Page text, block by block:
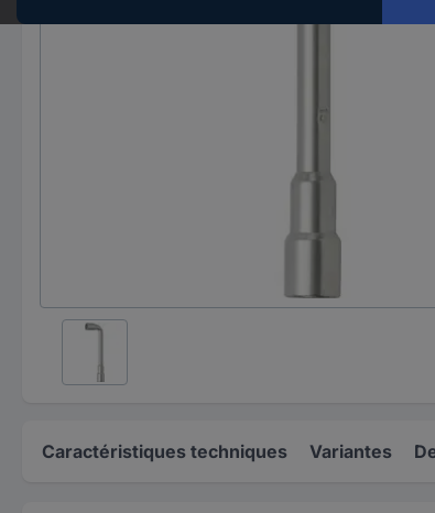
Caractéristiques techniques Variantes